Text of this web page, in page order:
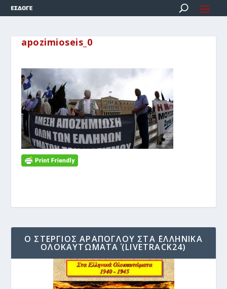
apozimioseis_0
Ο ΣΤΈΡΓΙΟΣ ΑΡΆΠΟΓΛΟΥ ΣΤΑ ΄ΕΛΛΗΝΙΚΆ
ΟΛΟΚΑΥΤΏΜΑΤΑ΄ (LIVETRACK24)